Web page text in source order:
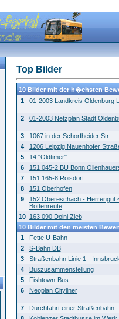
Top Bilder
10 Bilder mit der h�chsten
1
01-2003 Landkreis Oldenburg
2 01-2003 Netzplan Stadt
3
1067 in der Schorfheider Str.
4
1206 Leipzig Nauenhofer
5
14 "Oldtimer"
6
151 045-2 BÜ Bonn
7
151 165-8 Roisdorf
8
151 Oberhofen
9
152 Obereschach - Herrengut
Bottenreute
10
163 090 Dolni Zleb
10 Bilder mit den meisten
1
Fette U-Bahn
2
S-Bahn DB
3
Straßenbahn Linie 1 -
4
Buszusammenstellung
5
Fishtown-Bus
6
Neoplan Cityliner
7
Durchfahrt einer Straßenbahn